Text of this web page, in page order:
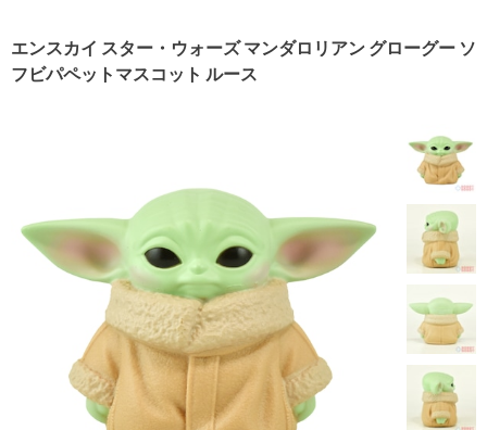
エンスカイ スター・ウォーズ マンダロリアン グローグー ソ
フビパペットマスコット ルース